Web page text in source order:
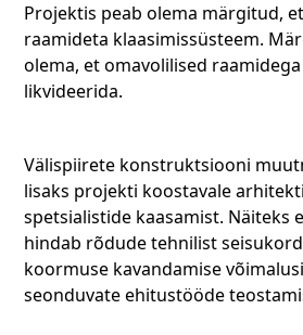
Projektis peab olema märgitud,
raamideta klaasimissüsteem.
olema, et omavolilised
likvideerida.
Välispiirete konstruktsiooni
lisaks projekti koostavale
spetsialistide kaasamist.
hindab rõdude tehnilist
koormuse kavandamise
seonduvate ehitustööde